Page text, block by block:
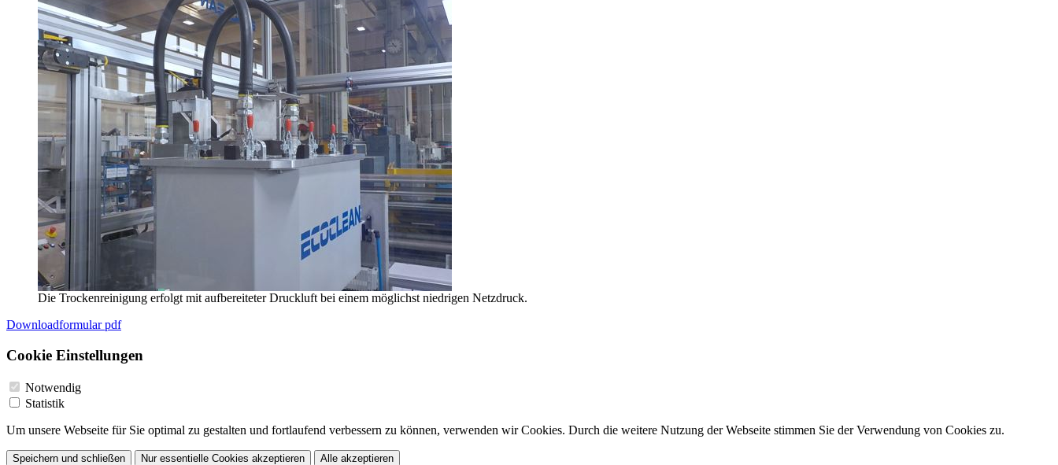
Die Trockenreinigung erfolgt mit aufbereiteter Druckluft bei einem möglichst niedrigen Netzdruck.
Downloadformular pdf
Cookie Einstellungen
Notwendig
Statistik
Um unsere Webseite für Sie optimal zu gestalten und fortlaufend verbessern zu können, verwenden wir Cookies. Durch die weitere Nutzung der Webseite stimmen Sie der Verwendung von Cookies zu.
Speichern und schließen Nur essentielle Cookies akzeptieren Alle akzeptieren